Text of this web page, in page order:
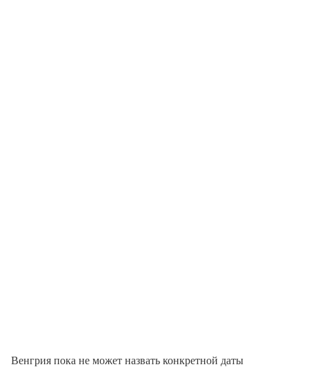
Венгрия пока не может назвать конкретной даты